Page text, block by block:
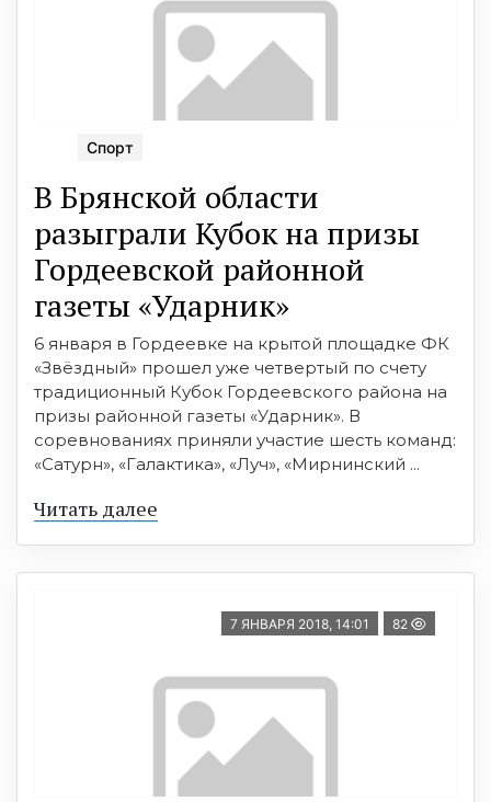
Спорт
В Брянской области
разыграли Кубок на призы
Гордеевской районной
газеты «Ударник»
6 января в Гордеевке на крытой площадке ФК
«Звёздный» прошел уже четвертый по счету
традиционный Кубок Гордеевского района на
призы районной газеты «Ударник». В
соревнованиях приняли участие шесть команд:
«Сатурн», «Галактика», «Луч», «Мирнинский ...
Читать далее
7 ЯНВАРЯ 2018, 14:01 82